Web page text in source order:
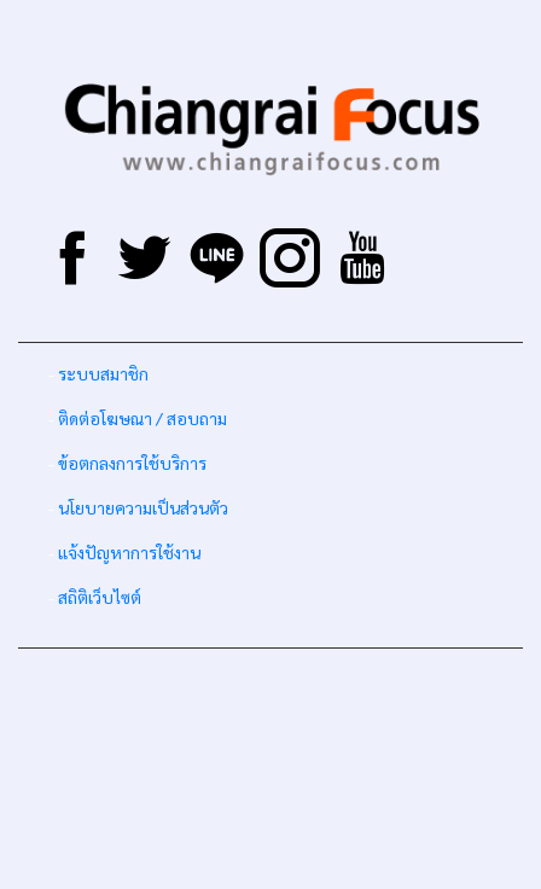
ระบบสมาชิก
ติดต่อโฆษณา / สอบถาม
ข้อตกลงการใช้บริการ
นโยบายความเป็นส่วนตัว
แจ้งปัญหาการใช้งาน
สถิติเว็บไซต์